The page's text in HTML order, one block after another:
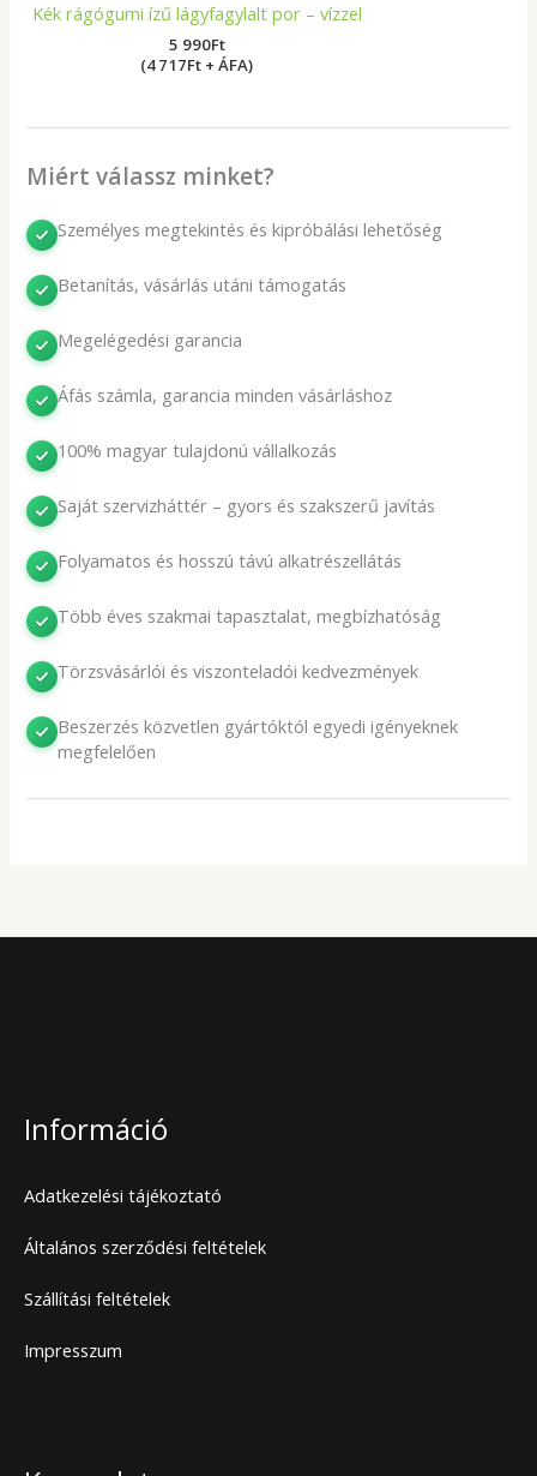
Kék rágógumi ízű lágyfagylalt por – vízzel
5 990Ft
(4 717Ft + ÁFA)
Miért válassz minket?
Személyes megtekintés és kipróbálási lehetőség
Betanítás, vásárlás utáni támogatás
Megelégedési garancia
Áfás számla, garancia minden vásárláshoz
100% magyar tulajdonú vállalkozás
Saját szervizháttér – gyors és szakszerű javítás
Folyamatos és hosszú távú alkatrészellátás
Több éves szakmai tapasztalat, megbízhatóság
Törzsvásárlói és viszonteladói kedvezmények
Beszerzés közvetlen gyártóktól egyedi igényeknek
megfelelően
Információ
Adatkezelési tájékoztató
Általános szerződési feltételek
Szállítási feltételek
Impresszum